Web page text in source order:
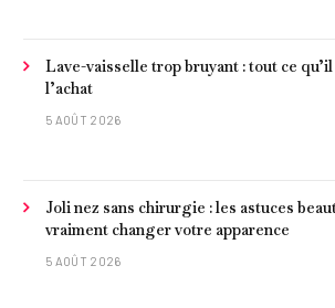
Lave-vaisselle trop bruyant : tout ce
l’achat
5 AOÛT 2026
Joli nez sans chirurgie : les astuces
vraiment changer votre apparence
5 AOÛT 2026